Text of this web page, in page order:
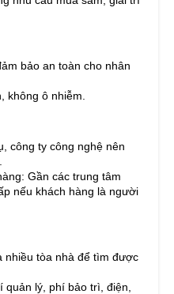
bảo an toàn cho nhân
không ô nhiễm.
công ty công nghệ nên
Gần các trung tâm
nếu khách hàng là người
nhiều tòa nhà để tìm được
lý, phí bảo trì, điện,